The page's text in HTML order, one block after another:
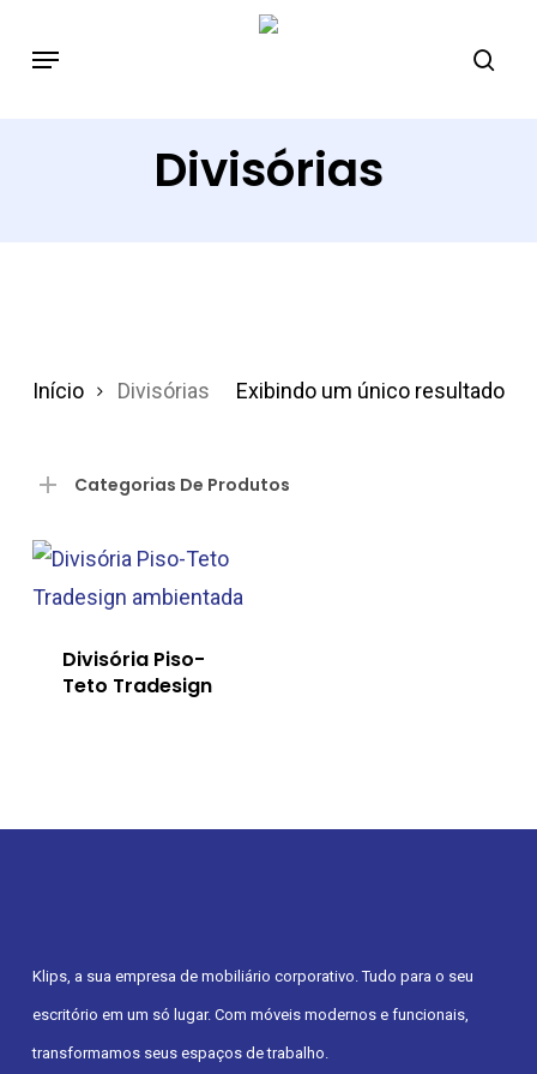
Divisórias
Exibindo um único resultado
Início Divisórias
Categorias De Produtos
Divisória Piso-
Teto Tradesign
Klips, a sua empresa de mobiliário corporativo. Tudo para o seu
escritório em um só lugar. Com móveis modernos e funcionais,
transformamos seus espaços de trabalho.